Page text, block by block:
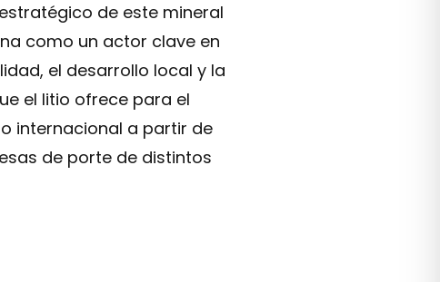
de este mineral
como un actor clave en
el desarrollo local y la
el litio ofrece para el
internacional a partir de
de porte de distintos